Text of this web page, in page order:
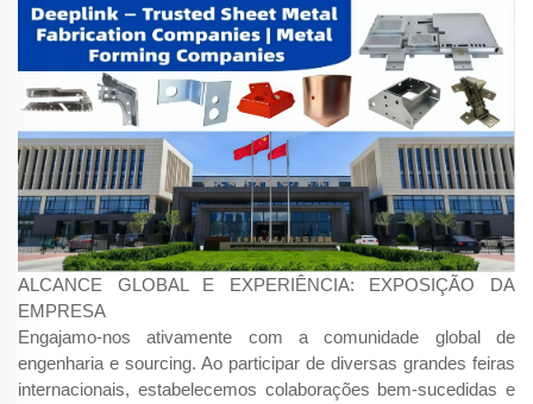
ALCANCE GLOBAL E EXPERIÊNCIA: EXPOSIÇÃO DA
EMPRESA
Engajamo-nos ativamente com a comunidade global de
engenharia e sourcing. Ao participar de diversas grandes feiras
internacionais, estabelecemos colaborações bem-sucedidas e